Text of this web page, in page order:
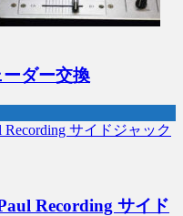
ダー交換
Recording サイド